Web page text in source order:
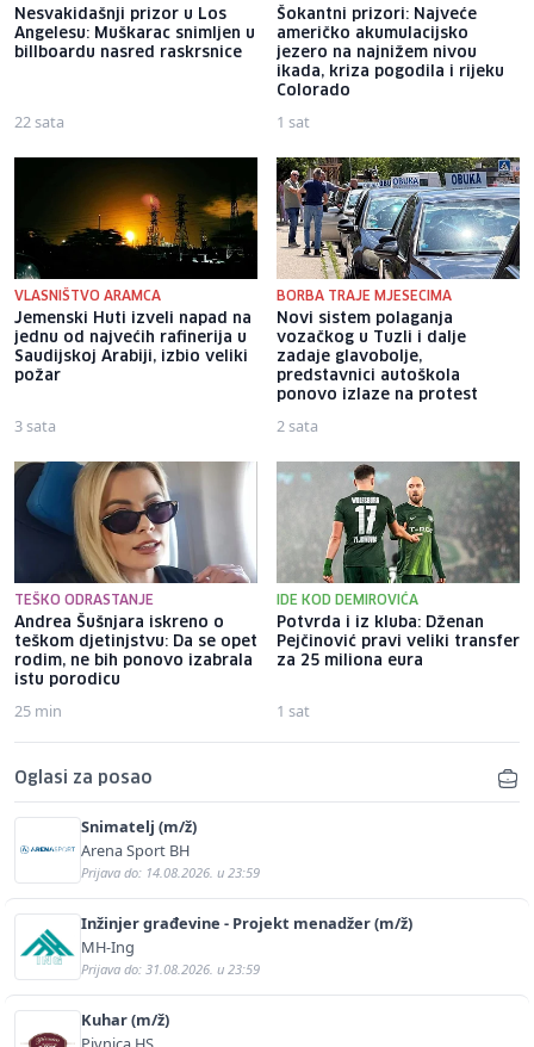
Nesvakidašnji prizor u Los
Angelesu: Muškarac snimljen u
billboardu nasred raskrsnice
22 sata
Šokantni prizori: Najveće
američko akumulacijsko
jezero na najnižem nivou
ikada, kriza pogodila i rijeku
Colorado
1 sat
VLASNIŠTVO ARAMCA
Jemenski Huti izveli napad na
jednu od najvećih rafinerija u
Saudijskoj Arabiji, izbio veliki
požar
3 sata
BORBA TRAJE MJESECIMA
Novi sistem polaganja
vozačkog u Tuzli i dalje
zadaje glavobolje,
predstavnici autoškola
ponovo izlaze na protest
2 sata
TEŠKO ODRASTANJE
Andrea Šušnjara iskreno o
teškom djetinjstvu: Da se opet
rodim, ne bih ponovo izabrala
istu porodicu
25 min
IDE KOD DEMIROVIĆA
Potvrda i iz kluba: Dženan
Pejčinović pravi veliki transfer
za 25 miliona eura
1 sat
Oglasi za posao
Snimatelj (m/ž)
Arena Sport BH
Prijava do: 14.08.2026. u 23:59
Inžinjer građevine - Projekt menadžer (m/ž)
MH-Ing
Prijava do: 31.08.2026. u 23:59
Kuhar (m/ž)